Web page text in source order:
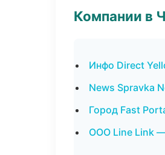
Компании в
Инфо Direct
News Spravka
Город Fast
ООО Line Link